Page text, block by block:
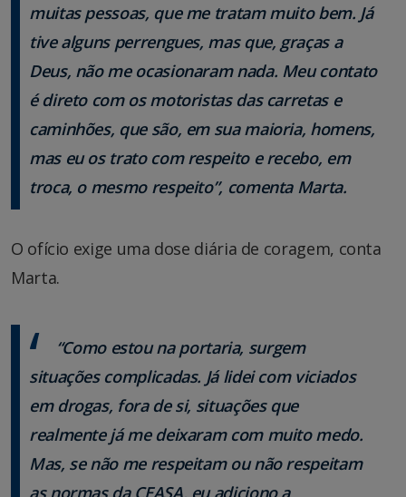
muitas pessoas, que me tratam muito bem. Já
tive alguns perrengues, mas que, graças a
Deus, não me ocasionaram nada. Meu contato
é direto com os motoristas das carretas e
caminhões, que são, em sua maioria, homens,
mas eu os trato com respeito e recebo, em
troca, o mesmo respeito”, comenta Marta.
O ofício exige uma dose diária de coragem, conta
Marta.
“Como estou na portaria, surgem
situações complicadas. Já lidei com viciados
em drogas, fora de si, situações que
realmente já me deixaram com muito medo.
Mas, se não me respeitam ou não respeitam
as normas da CEASA, eu adiciono a